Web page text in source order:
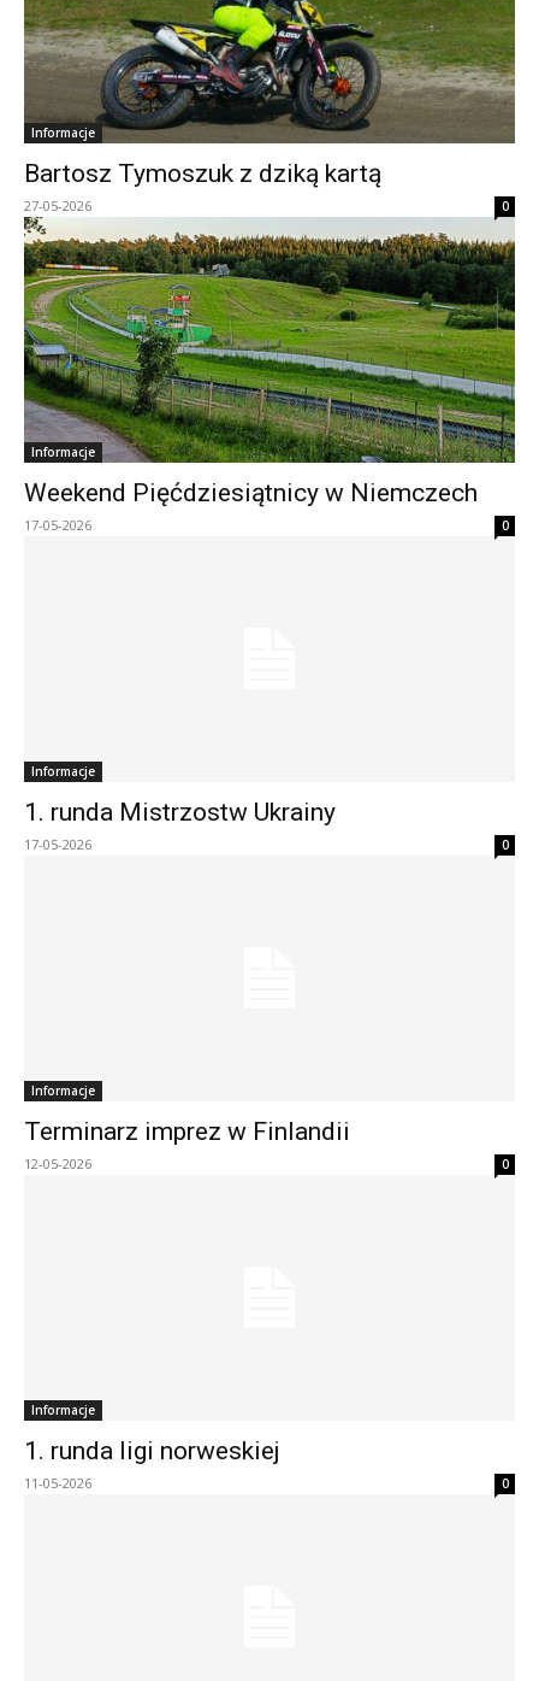
Informacje
Bartosz Tymoszuk z dziką kartą
27-05-2026 0
Informacje
Weekend Pięćdziesiątnicy w Niemczech
17-05-2026 0
Informacje
1. runda Mistrzostw Ukrainy
17-05-2026 0
Informacje
Terminarz imprez w Finlandii
12-05-2026 0
Informacje
1. runda ligi norweskiej
11-05-2026 0